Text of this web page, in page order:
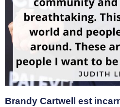
Brandy Cartwell est